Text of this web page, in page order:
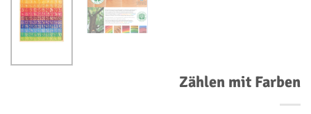
Zählen mit Farben